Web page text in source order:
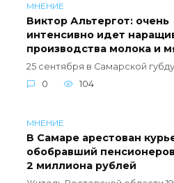
МНЕНИЕ
Виктор Альтергот: очень
интенсивно идет
производства молока и
25 сентября в Самарской
0
104
МНЕНИЕ
В Самаре арестован
обобравший
2 миллиона рублей